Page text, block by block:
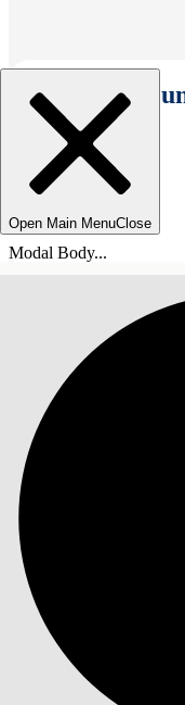
Seleccionar
Open Main MenuClose
Modal Body...
Índice de materias
ÍNDICE DE MATERIAS